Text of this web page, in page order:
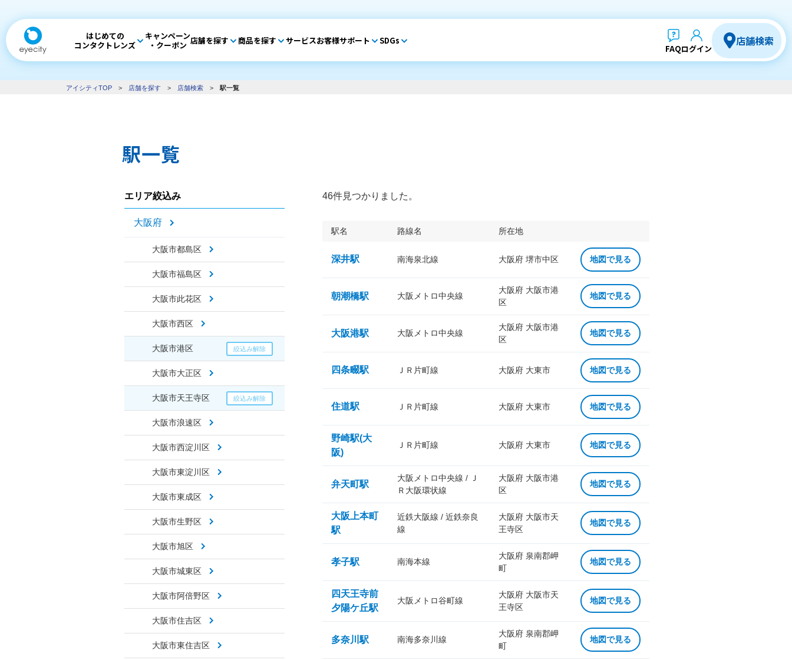
はじめての
コンタクトレンズ
キャンペーン
・クーポン 店舗を探す 商品を探す サービスお客様サポート SDGs
FAQログイン
店舗検索
アイシティTOP > 店舗を探す > 店舗検索 > 駅一覧
駅一覧
エリア絞込み
大阪府
大阪市都島区
大阪市福島区
大阪市此花区
大阪市西区
大阪市港区
大阪市大正区
大阪市天王寺区
大阪市浪速区
大阪市西淀川区
大阪市東淀川区
大阪市東成区
大阪市生野区
大阪市旭区
大阪市城東区
大阪市阿倍野区
大阪市住吉区
大阪市東住吉区
46件見つかりました。
駅名 路線名 所在地
深井駅 南海泉北線 大阪府 堺市中区 地図で見る
朝潮橋駅 大阪メトロ中央線
大阪府 大阪市港
区
地図で見る
大阪港駅 大阪メトロ中央線
大阪府 大阪市港
区
地図で見る
四条畷駅 ＪＲ片町線 大阪府 大東市 地図で見る
住道駅 ＪＲ片町線 大阪府 大東市 地図で見る
野崎駅(大
阪)
ＪＲ片町線 大阪府 大東市 地図で見る
弁天町駅
大阪メトロ中央線 / Ｊ
Ｒ大阪環状線
大阪府 大阪市港
区
地図で見る
大阪上本町
駅
近鉄大阪線 / 近鉄奈良
線
大阪府 大阪市天
王寺区
地図で見る
孝子駅 南海本線
大阪府 泉南郡岬
町
地図で見る
四天王寺前
夕陽ケ丘駅
大阪メトロ谷町線
大阪府 大阪市天
王寺区
地図で見る
多奈川駅 南海多奈川線
大阪府 泉南郡岬
町
地図で見る